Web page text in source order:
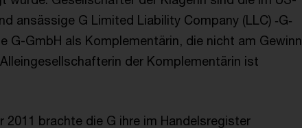
ansässige G Limited Liability Company (LLC) ‑G‑
G-GmbH als Komplementärin, die nicht am Gewinn
der Komplementärin ist
brachte die G ihre im Handelsregister